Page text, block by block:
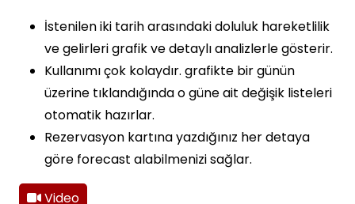
İstenilen iki tarih arasındaki doluluk hareketlilik
ve gelirleri grafik ve detaylı analizlerle gösterir.
Kullanımı çok kolaydır. grafikte bir günün
üzerine tıklandığında o güne ait değişik listeleri
otomatik hazırlar.
Rezervasyon kartına yazdığınız her detaya
göre forecast alabilmenizi sağlar.
Video